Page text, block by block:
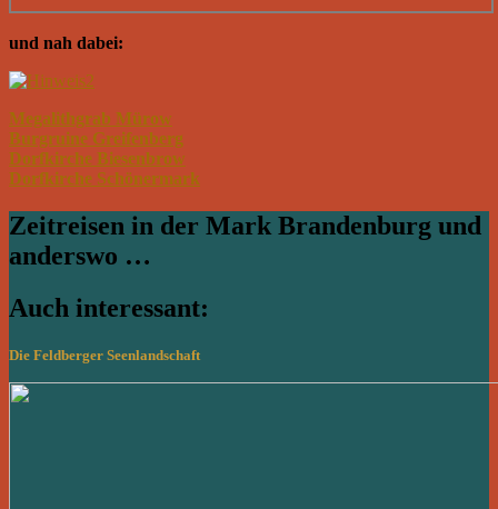
und nah dabei:
Megalithgrab Mürow
Burgruine Greifenberg
Dorfkirche Biesenbrow
Dorfkirche Schönermark
Zeitreisen in der Mark Brandenburg und
anderswo …
Auch interessant:
Die Feldberger Seenlandschaft